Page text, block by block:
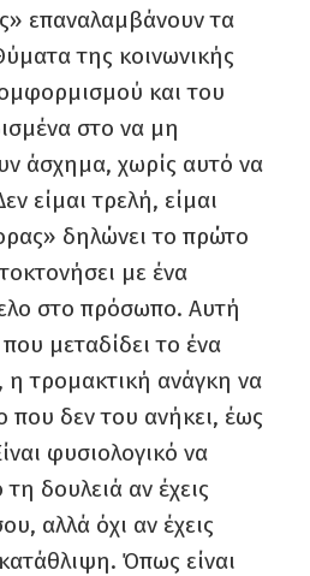
επαναλαμβάνουν τα
της κοινωνικής
και του
στο να μη
άσχημα, χωρίς αυτό να
είμαι τρελή, είμαι
δηλώνει το πρώτο
με ένα
στο πρόσωπο. Αυτή
μεταδίδει το ένα
τρομακτική ανάγκη να
που δεν του ανήκει, έως
φυσιολογικό να
δουλειά αν έχεις
αλλά όχι αν έχεις
Όπως είναι